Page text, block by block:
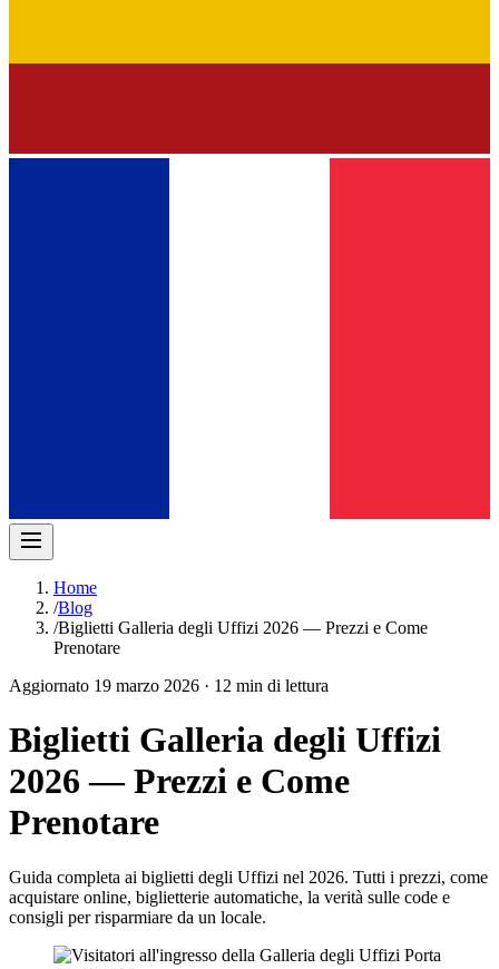
Home
/Blog
/Biglietti Galleria degli Uffizi 2026 — Prezzi e Come
Prenotare
Aggiornato 19 marzo 2026 · 12 min di lettura
Biglietti Galleria degli Uffizi
2026 — Prezzi e Come
Prenotare
Guida completa ai biglietti degli Uffizi nel 2026. Tutti i prezzi, come
acquistare online, biglietterie automatiche, la verità sulle code e
consigli per risparmiare da un locale.